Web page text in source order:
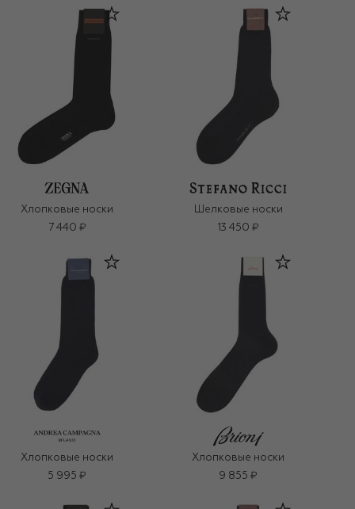
Хлопковые носки
7 440 ₽
Шелковые носки
13 450 ₽
Хлопковые носки
5 995 ₽
Хлопковые носки
9 855 ₽